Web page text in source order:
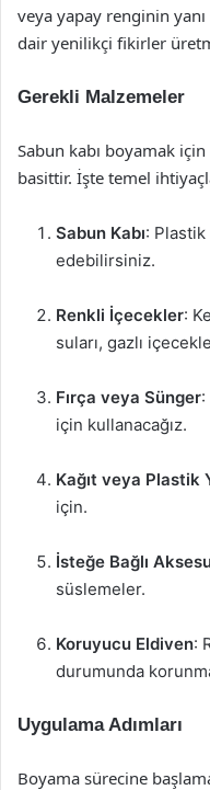
veya yapay renginin
dair yenilikçi fikirler
Gerekli Malzemeler
Sabun kabı boyamak
basittir. İşte temel
Sabun Kabı: Plastik
edebilirsiniz.
Renkli İçecekler:
suları, gazlı
Fırça veya Sünger
için kullanacağız.
Kağıt veya Plastik
için.
İsteğe Bağlı
süslemeler.
Koruyucu Eldiven:
durumunda
Uygulama Adımları
Boyama sürecine